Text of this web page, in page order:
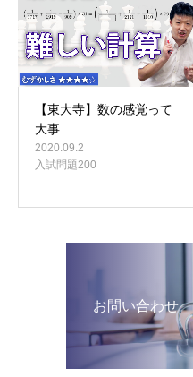
【東大寺】数の感覚って
大事
2020.09.2
入試問題200
お問い合わせ